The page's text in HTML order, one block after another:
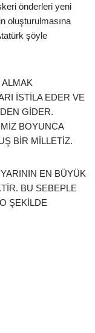
önderleri yeni
oluşturulmasına
şöyle
İSTİLA EDER VE
GİDER.
BOYUNCA
BİR MİLLETİZ.
EN BÜYÜK
BU SEBEPLE
ŞEKİLDE